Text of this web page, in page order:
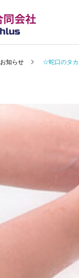
お知らせ ☆蛇口のタ